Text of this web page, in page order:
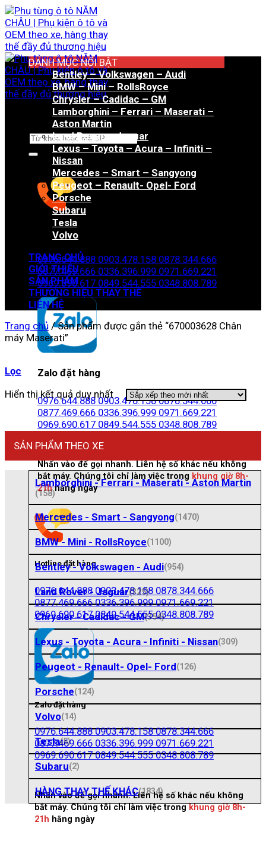
Bỏ
qua
nội
dung
Tìm
Hotline đặt hàng
0976.644.888 0903.478.158 0878.344.666
0877.469.666 0336.396.999 0971.669.221
0969.690.617 0849.544.555 0348.808.789
Zalo đặt hàng
0976.644.888 0903.478.158 0878.344.666
0877.469.666 0336.396.999 0971.669.221
0969.690.617 0849.544.555 0348.808.789
Nhấn vào để gọi nhanh. Liên hệ số khác nếu không
bắt máy. Chúng tôi chỉ làm việc trong khung giờ 8h-
21hhằng ngày
Hotline đặt hàng
0976.644.888 0903.478.158 0878.344.666
0877.469.666 0336.396.999 0971.669.221
0969.690.617 0849.544.555 0348.808.789
Zalo đặt hàng
0976.644.888 0903.478.158 0878.344.666
0877.469.666 0336.396.999 0971.669.221
0969.690.617 0849.544.555 0348.808.789
Nhấn vào để gọi nhanh. Liên hệ số khác nếu không
bắt máy. Chúng tôi chỉ làm việc trong khung giờ 8h-
21h hằng ngày
DANH MỤC NỔI BẬT
Bentley – Volkswagen – Audi
BMW – Mini – RollsRoyce
Chrysler – Cadidac – GM
Lamborghini – Ferrari – Maserati –
Aston Martin
Land Rover – Jaguar
Lexus – Toyota – Acura – Infiniti –
Nissan
Mercedes – Smart – Sangyong
Peugeot – Renault- Opel- Ford
Porsche
Subaru
Tesla
Volvo
TRANG CHỦ
GIỚI THIỆU
SẢN PHẨM
THƯƠNG HIỆU THAY THẾ
LIÊN HỆ
Trang chủ /Sản phẩm được gắn thẻ “670003628 Chân
máy Maserati”
Lọc
Hiển thị kết quả duy nhất
SẢN PHẨM THEO XE
Lamborghini - Ferrari - Maserati - Aston Martin
(158)
Mercedes - Smart - Sangyong(1470)
BMW - Mini - RollsRoyce(1100)
Bentley - Volkswagen - Audi(954)
Land Rover - Jaguar(325)
Chrysler - Cadidac - GM(354)
Lexus - Toyota - Acura - Infiniti - Nissan(309)
Peugeot - Renault- Opel- Ford(126)
Porsche(124)
Volvo(14)
Tesla(5)
Subaru(2)
HÀNG THAY THẾ KHÁC(1834)